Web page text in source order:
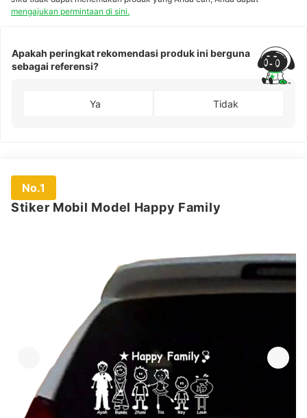
mengajukan permintaan di sini.
Apakah peringkat rekomendasi produk ini berguna
sebagai referensi?
Ya Tidak
No.1
Stiker Mobil Model Happy Family